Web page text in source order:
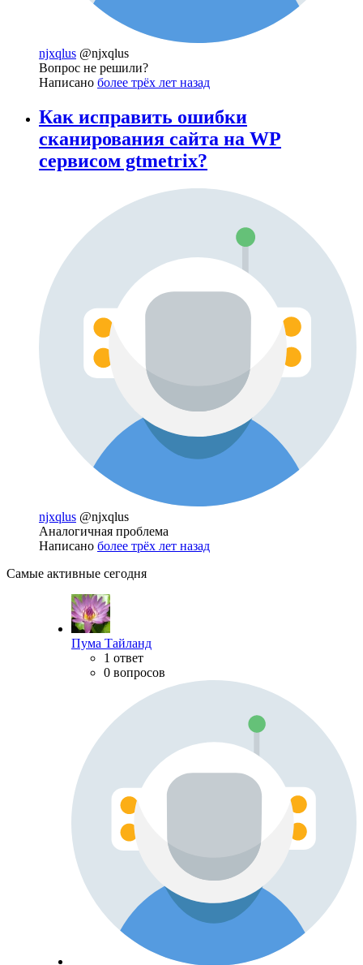
njxqlus @njxqlus
Вопрос не решили?
Написано более трёх лет назад
Как исправить ошибки
сканирования сайта на WP
сервисом gtmetrix?
njxqlus @njxqlus
Аналогичная проблема
Написано более трёх лет назад
Самые активные сегодня
Пума Тайланд
1 ответ
0 вопросов